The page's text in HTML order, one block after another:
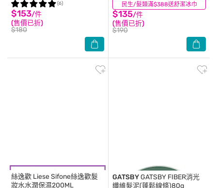
$153/件
(售價已折)
$180
(6) 民生/髮類滿$388送舒潔冰巾
$135/件
(售價已折)
$190
(0)
絲逸歡 Liese Sifone絲逸歡髮
妝水水潤保濕200ML
GATSBYGATSBY FIBER消光
纖維髮泥(蓬鬆線條)80g